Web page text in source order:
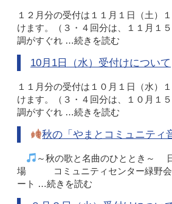
１２月分の受付は１１月１日（土）
けます。（３・４回分は、１１月１
調がすぐれ …続きを読む
10月1日（水）受付けについて
１１月分の受付は１０月１日（水）
けます。（３・４回分は、１０月１
調がすぐれ …続きを読む
秋の「やまとコミュニティ
～秋の歌と名曲のひととき
場 コミュニティセンター
ート …続きを読む